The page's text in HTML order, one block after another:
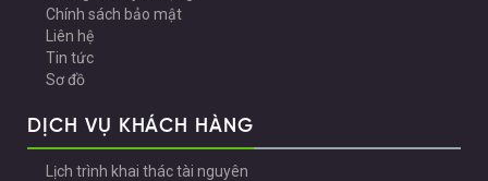
Chính sách bảo mật
Liên hệ
Tin tức
Sơ đồ
DỊCH VỤ KHÁCH HÀNG
Lịch trình khai thác tài nguyên